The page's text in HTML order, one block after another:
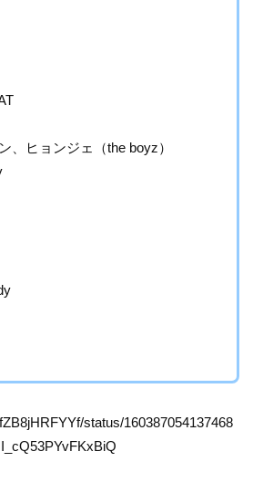
、ヒョンジェ（the boyz）
status/160387054137468